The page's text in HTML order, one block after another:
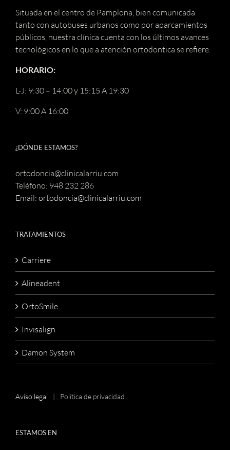
Situada en el centro de Pamplona, bien comunicada
tanto con autobuses urbanos como por aparcamientos
públicos, nuestra clínica cuenta con los últimos avances
tecnológicos en lo que a atención ortodontica se refiere.
HORARIO:
L-J: 9:30 – 14:00 y 15:15 A 19:30
V: 9:00 A 16:00
¿DÓNDE ESTAMOS?
ortodoncia@clinicalarriu.com
Teléfono: 948 232 286
Email: ortodoncia@clinicalarriu.com
TRATAMIENTOS
Carriere
Alineadent
OrtoSmile
Invisalign
Damon System
Aviso legal Política de privacidad
ESTAMOS EN